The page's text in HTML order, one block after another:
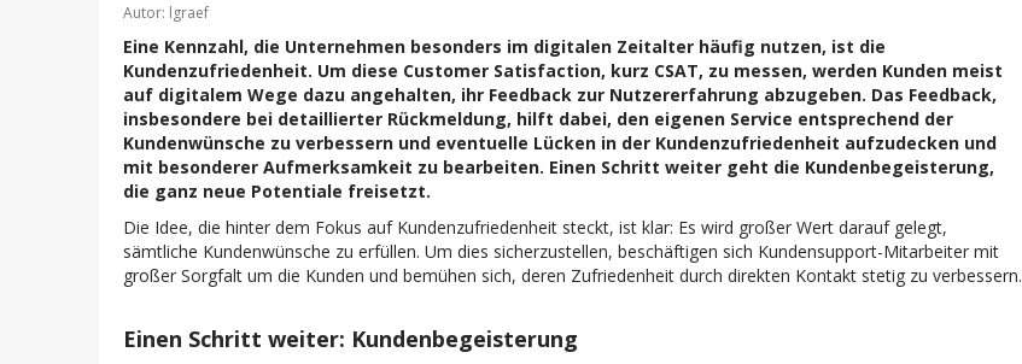
Autor: lgraef
Eine Kennzahl, die Unternehmen besonders im digitalen Zeitalter häufig nutzen, ist die
Kundenzufriedenheit. Um diese Customer Satisfaction, kurz CSAT, zu messen, werden Kunden meist
auf digitalem Wege dazu angehalten, ihr Feedback zur Nutzererfahrung abzugeben. Das Feedback,
insbesondere bei detaillierter Rückmeldung, hilft dabei, den eigenen Service entsprechend der
Kundenwünsche zu verbessern und eventuelle Lücken in der Kundenzufriedenheit aufzudecken und
mit besonderer Aufmerksamkeit zu bearbeiten. Einen Schritt weiter geht die Kundenbegeisterung,
die ganz neue Potentiale freisetzt.
Die Idee, die hinter dem Fokus auf Kundenzufriedenheit steckt, ist klar: Es wird großer Wert darauf gelegt,
sämtliche Kundenwünsche zu erfüllen. Um dies sicherzustellen, beschäftigen sich Kundensupport-Mitarbeiter mit
großer Sorgfalt um die Kunden und bemühen sich, deren Zufriedenheit durch direkten Kontakt stetig zu verbessern.
Einen Schritt weiter: Kundenbegeisterung